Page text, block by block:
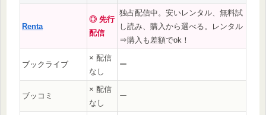
Renta
◎ 先行
配信
独占配信中。安いレンタル、無料試
し読み、購入から選べる。レンタル
⇒購入も差額でok！
ブックライブ
× 配信
なし
ー
ブッコミ
× 配信
なし
ー